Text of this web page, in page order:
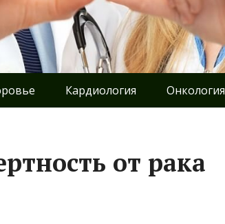
Кардиология Онкология
от рака